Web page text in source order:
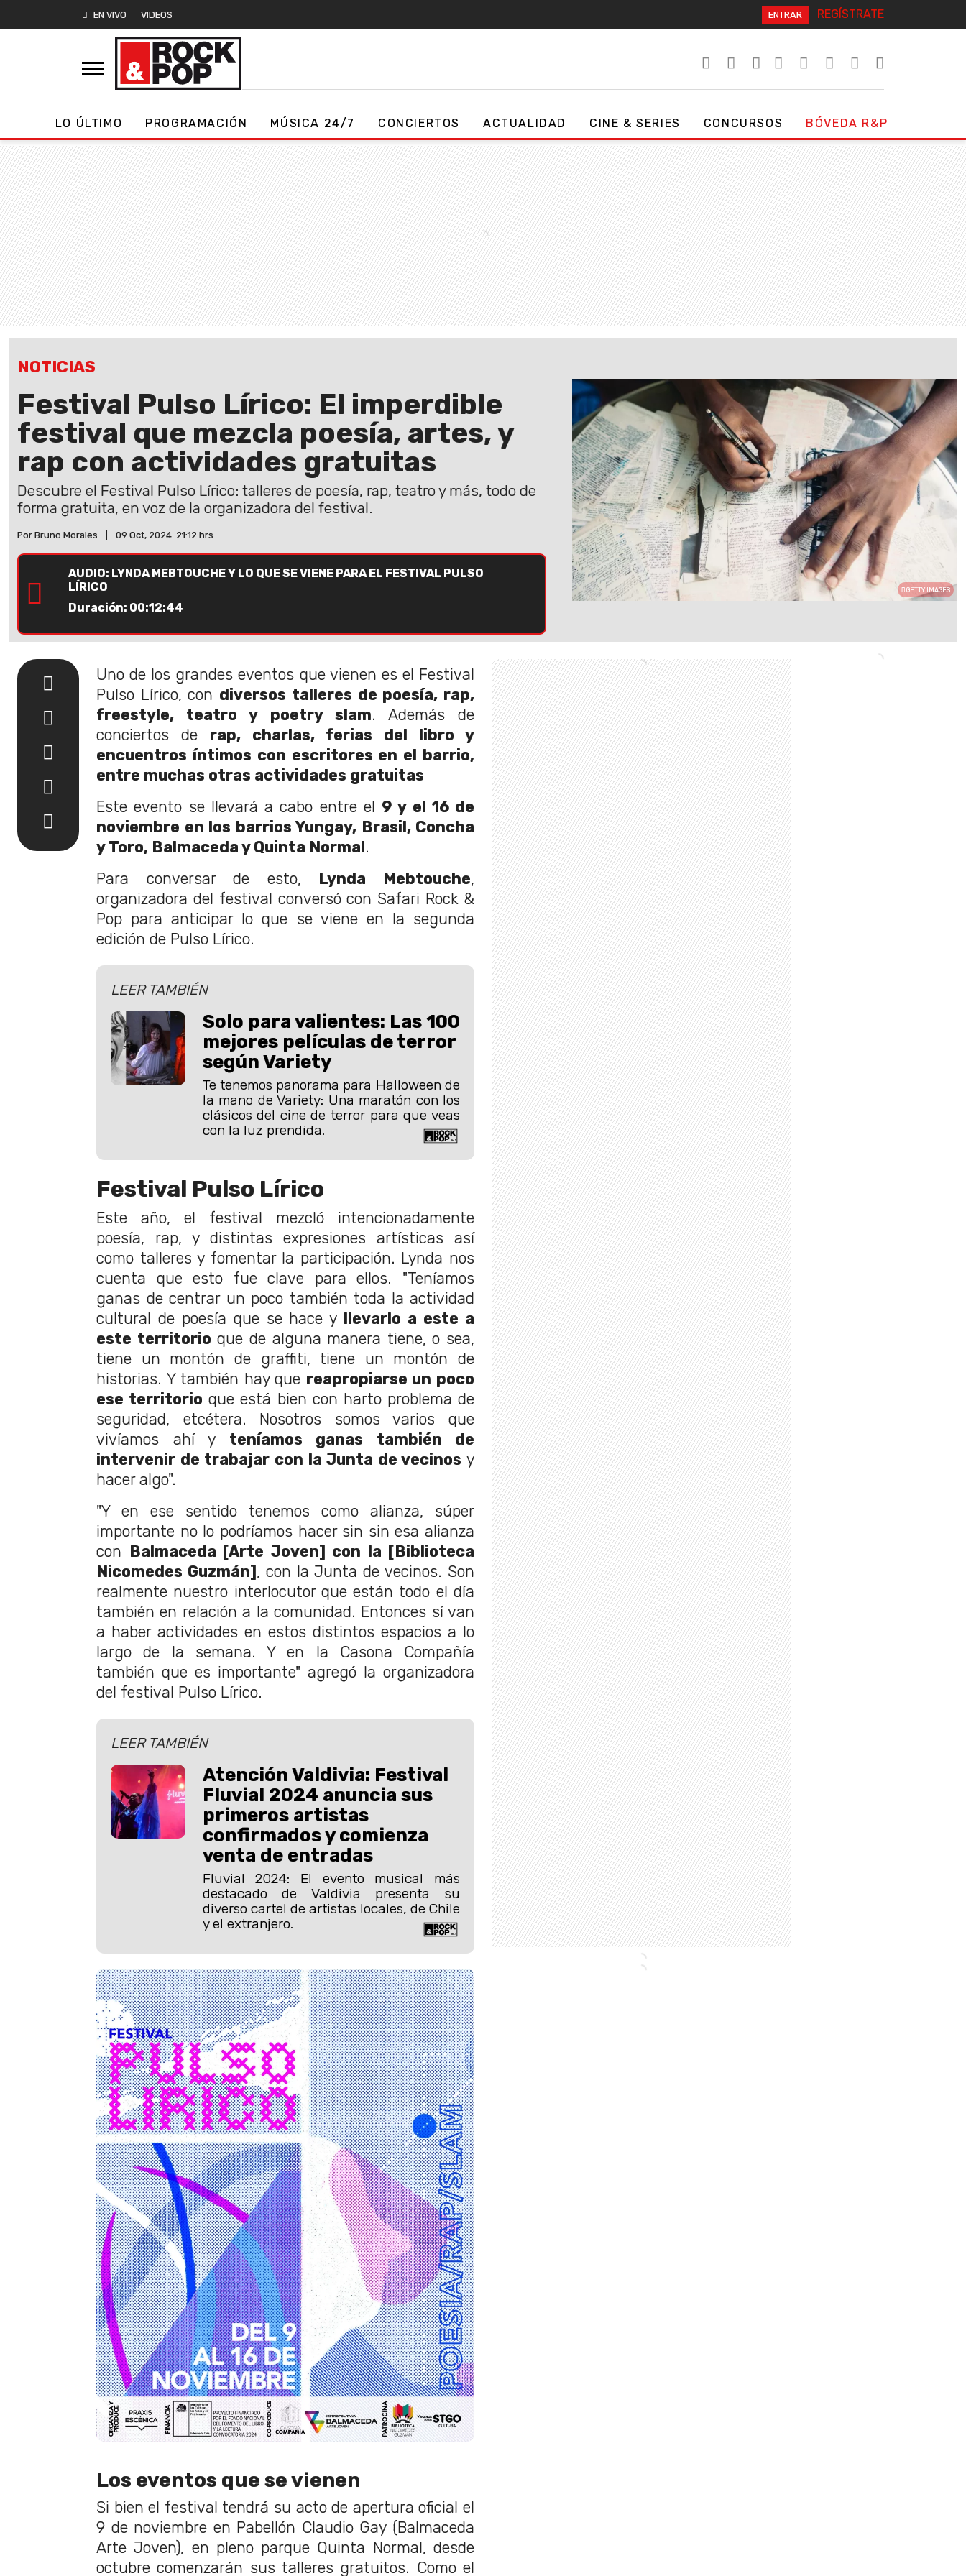
EN VIVO VIDEOS ENTRAR REGÍSTRATE
LO ÚLTIMO PROGRAMACIÓN MÚSICA 24/7 CONCIERTOS ACTUALIDAD CINE & SERIES CONCURSOS BÓVEDA R&P
NOTICIAS
Festival Pulso Lírico: El imperdible
festival que mezcla poesía, artes, y
rap con actividades gratuitas
Descubre el Festival Pulso Lírico: talleres de poesía, rap, teatro y más, todo de
forma gratuita, en voz de la organizadora del festival.
Por Bruno Morales 09 Oct, 2024. 21:12 hrs
AUDIO: LYNDA MEBTOUCHE Y LO QUE SE VIENE PARA EL FESTIVAL PULSO
LÍRICO
Duración: 00:12:44
GETTY IMAGES
Uno de los grandes eventos que vienen es el Festival
Pulso Lírico, con diversos talleres de poesía, rap,
freestyle, teatro y poetry slam. Además de
conciertos de rap, charlas, ferias del libro y
encuentros íntimos con escritores en el barrio,
entre muchas otras actividades gratuitas
Este evento se llevará a cabo entre el 9 y el 16 de
noviembre en los barrios Yungay, Brasil, Concha
y Toro, Balmaceda y Quinta Normal.
Para conversar de esto, Lynda Mebtouche,
organizadora del festival conversó con Safari Rock &
Pop para anticipar lo que se viene en la segunda
edición de Pulso Lírico.
LEER TAMBIÉN
Solo para valientes: Las 100
mejores películas de terror
según Variety
Te tenemos panorama para Halloween de
la mano de Variety: Una maratón con los
clásicos del cine de terror para que veas
con la luz prendida.
Festival Pulso Lírico
Este año, el festival mezcló intencionadamente
poesía, rap, y distintas expresiones artísticas así
como talleres y fomentar la participación. Lynda nos
cuenta que esto fue clave para ellos. "Teníamos
ganas de centrar un poco también toda la actividad
cultural de poesía que se hace y llevarlo a este a
este territorio que de alguna manera tiene, o sea,
tiene un montón de graffiti, tiene un montón de
historias. Y también hay que reapropiarse un poco
ese territorio que está bien con harto problema de
seguridad, etcétera. Nosotros somos varios que
vivíamos ahí y teníamos ganas también de
intervenir de trabajar con la Junta de vecinos y
hacer algo".
"Y en ese sentido tenemos como alianza, súper
importante no lo podríamos hacer sin sin esa alianza
con Balmaceda [Arte Joven] con la [Biblioteca
Nicomedes Guzmán] , con la Junta de vecinos. Son
realmente nuestro interlocutor que están todo el día
también en relación a la comunidad. Entonces sí van
a haber actividades en estos distintos espacios a lo
largo de la semana. Y en la Casona Compañía
también que es importante" agregó la organizadora
del festival Pulso Lírico.
LEER TAMBIÉN
Atención Valdivia: Festival
Fluvial 2024 anuncia sus
primeros artistas
confirmados y comienza
venta de entradas
Fluvial 2024: El evento musical más
destacado de Valdivia presenta su
diverso cartel de artistas locales, de Chile
y el extranjero.
Los eventos que se vienen
Si bien el festival tendrá su acto de apertura oficial el
9 de noviembre en Pabellón Claudio Gay (Balmaceda
Arte Joven), en pleno parque Quinta Normal, desde
octubre comenzarán sus talleres gratuitos. Como el